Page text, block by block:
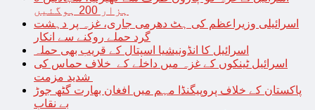
ہزار 200 ہوگئیں
اسرائیلی وزیراعظم کی ہٹ دھرمی جاری، غزہ پر دہشت
گرد حملے روکنے سے انکار
اسرائیل کا انڈونیشیا اسپتال کے قریب بھی حملہ
اسرائیل ٹینکوں کے غزہ میں داخلے کے خلاف حماس کی
پاکستان کے خلاف پروپیگنڈا مہم میں افغان بھارت گٹھ جوڑ
بے نقاب